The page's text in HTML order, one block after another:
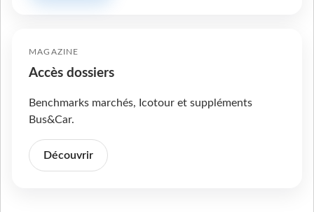
MAGAZINE
Accès dossiers
Benchmarks marchés, Icotour et suppléments
Bus&Car.
Découvrir